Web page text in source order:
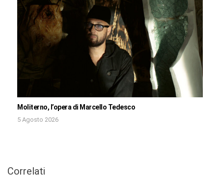
Moliterno, l’opera di Marcello Tedesco
5 Agosto 2026
Correlati